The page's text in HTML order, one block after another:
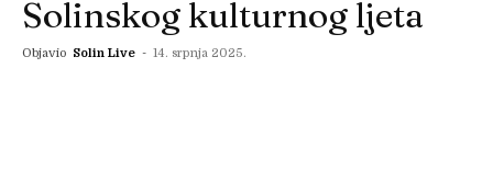
Solinskog kulturnog ljeta
Objavio Solin Live - 14. srpnja 2025.